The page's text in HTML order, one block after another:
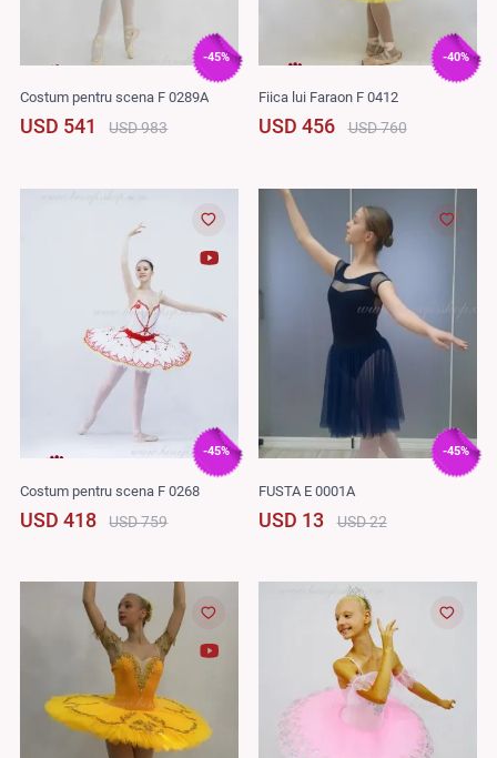
-45%
Costum pentru scena F 0289A
USD 541 USD 983
-40%
Fiica lui Faraon F 0412
USD 456 USD 760
-45%
Costum pentru scena F 0268
USD 418 USD 759
-45%
FUSTA E 0001A
USD 13 USD 22